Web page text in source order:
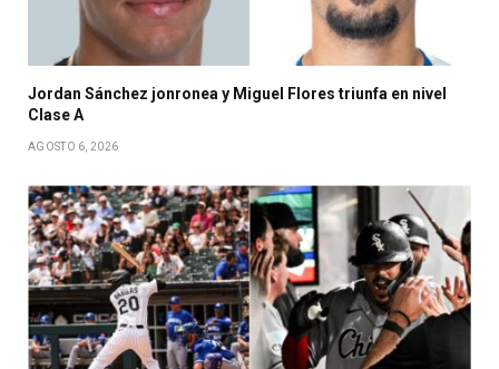
Jordan Sánchez jonronea y Miguel Flores triunfa en nivel
Clase A
AGOSTO 6, 2026